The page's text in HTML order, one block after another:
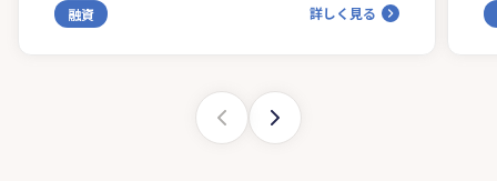
融資 詳しく見る